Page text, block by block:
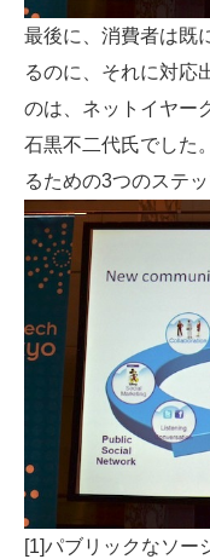
最後に、消費者は既
るのに、それに対応
のは、ネットイヤー
石黒不二代氏でした
るための3つのステ
[1]パブリックなソー